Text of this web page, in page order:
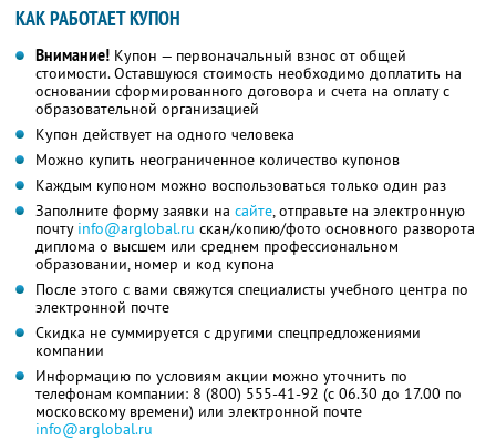
КАК РАБОТАЕТ КУПОН
Внимание! Купон — первоначальный взнос от общей
стоимости. Оставшуюся стоимость необходимо доплатить на
основании сформированного договора и счета на оплату с
образовательной организацией
Купон действует на одного человека
Можно купить неограниченное количество купонов
Каждым купоном можно воспользоваться только один раз
Заполните форму заявки на сайте, отправьте на электронную
почту info@arglobal.ru скан/копию/фото основного разворота
диплома о высшем или среднем профессиональном
образовании, номер и код купона
После этого с вами свяжутся специалисты учебного центра по
электронной почте
Скидка не суммируется с другими спецпредложениями
компании
Информацию по условиям акции можно уточнить по
телефонам компании: 8 (800) 555-41-92 (с 06.30 до 17.00 по
московскому времени) или электронной почте
info@arglobal.ru